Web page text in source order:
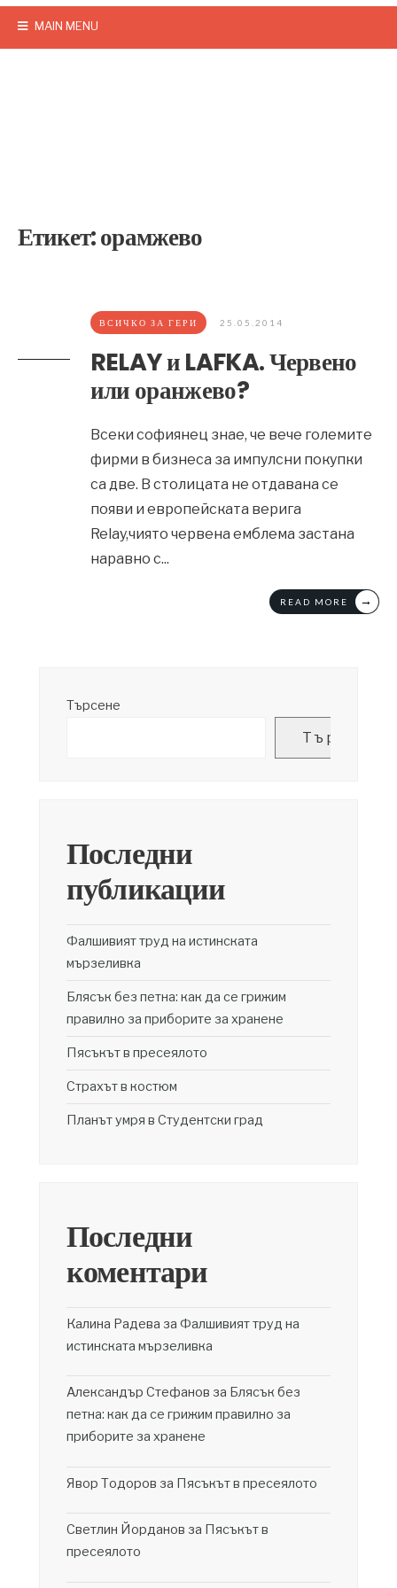
MAIN MENU
Етикет:орамжево
ВСИЧКО ЗА ГЕРИ 25.05.2014
RELAY и LAFKA. Червено
или оранжево?
Всеки софиянец знае, че вече големите
фирми в бизнеса за импулсни покупки
са две. В столицата не отдавана се
появи и европейската верига
Relay,чиято червена емблема застана
наравно с...
READ MORE →
Търсене
Търсене
Последни
публикации
Фалшивият труд на истинската
мързеливка
Блясък без петна: как да се грижим
правилно за приборите за хранене
Пясъкът в пресеялото
Страхът в костюм
Планът умря в Студентски град
Последни
коментари
Калина Радева за Фалшивият труд на
истинската мързеливка
Александър Стефанов за Блясък без
петна: как да се грижим правилно за
приборите за хранене
Явор Тодоров за Пясъкът в пресеялото
Светлин Йорданов за Пясъкът в
пресеялото